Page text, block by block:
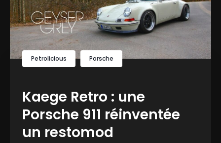
Petrolicious Porsche
Kaege Retro : une
Porsche 911 réinventée
un restomod